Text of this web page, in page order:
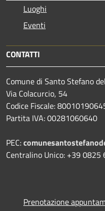
Luoghi
Eventi
CONTATTI
Comune di Santo Stefano
Via Colacurcio, 54
Codice Fiscale:
Partita IVA: 00281060640
PEC:
Centralino Unico: +39 0825
Prenotazione